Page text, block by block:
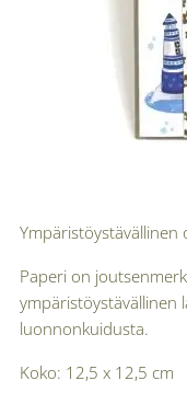
Paperi on
ympäristöystävällinen
luonnonkuidusta.
Koko: 12,5 x 12,5 cm